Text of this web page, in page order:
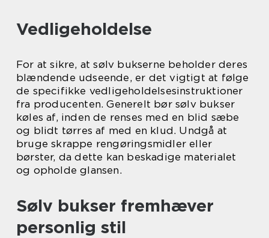
Vedligeholdelse
For at sikre, at sølv bukserne beholder deres
blændende udseende, er det vigtigt at følge
de specifikke vedligeholdelsesinstruktioner
fra producenten. Generelt bør sølv bukser
køles af, inden de renses med en blid sæbe
og blidt tørres af med en klud. Undgå at
bruge skrappe rengøringsmidler eller
børster, da dette kan beskadige materialet
og opholde glansen.
Sølv bukser fremhæver
personlig stil